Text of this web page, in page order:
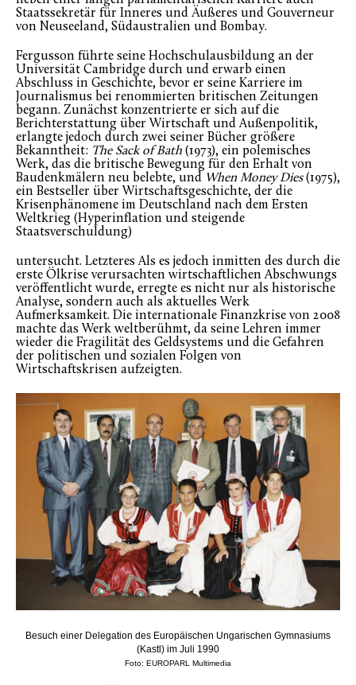
Staatssekretär für Inneres und Äußeres und Gouverneur
von Neuseeland, Südaustralien und Bombay.
Fergusson führte seine Hochschulausbildung an der
Universität Cambridge durch und erwarb einen
Abschluss in Geschichte, bevor er seine Karriere im
Journalismus bei renommierten britischen Zeitungen
begann. Zunächst konzentrierte er sich auf die
Berichterstattung über Wirtschaft und Außenpolitik,
erlangte jedoch durch zwei seiner Bücher größere
Bekanntheit: The Sack of Bath (1973), ein polemisches
Werk, das die britische Bewegung für den Erhalt von
Baudenkmälern neu belebte, und When Money Dies(1975),
ein Bestseller über Wirtschaftsgeschichte, der die
Krisenphänomene im Deutschland nach dem Ersten
Weltkrieg (Hyperinflation und steigende
Staatsverschuldung)
untersucht. Letzteres Als es jedoch inmitten des durch die
erste Ölkrise verursachten wirtschaftlichen Abschwungs
veröffentlicht wurde, erregte es nicht nur als historische
Analyse, sondern auch als aktuelles Werk
Aufmerksamkeit. Die internationale Finanzkrise von 2008
machte das Werk weltberühmt, da seine Lehren immer
wieder die Fragilität des Geldsystems und die Gefahren
der politischen und sozialen Folgen von
Wirtschaftskrisen aufzeigten.
Besuch einer Delegation des Europäischen Ungarischen Gymnasiums
(Kastl) im Juli 1990
Foto: EUROPARL Multimedia